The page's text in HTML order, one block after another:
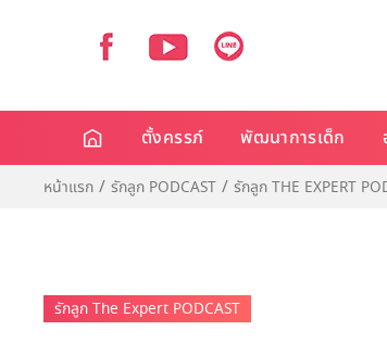
ตั้งครรภ์ พัฒนาการเด็ก
หน้าแรก รักลูก PODCAST รักลูก THE EXPERT
รักลูก The Expert PODCAST